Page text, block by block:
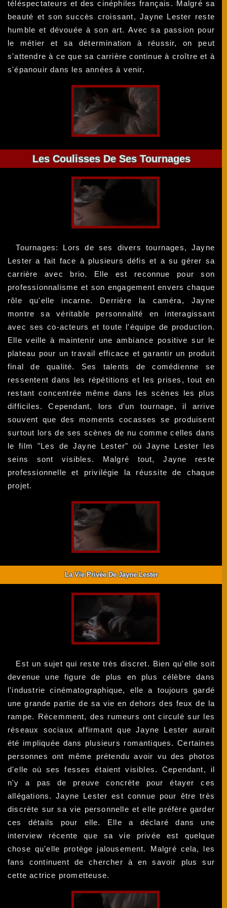
téléspectateurs et des cinéphiles français. Malgré sa
beauté et son succès croissant, Jayne Lester reste
humble et dévouée à son art. Avec sa passion pour
le métier et sa détermination à réussir, on peut
s'attendre à ce que sa carrière continue à croître et à
s'épanouir dans les années à venir.
Les Coulisses De Ses Tournages
Tournages: Lors de ses divers tournages, Jayne
Lester a fait face à plusieurs défis et a su gérer sa
carrière avec brio. Elle est reconnue pour son
professionnalisme et son engagement envers chaque
rôle qu'elle incarne. Derrière la caméra, Jayne
montre sa véritable personnalité en interagissant
avec ses co-acteurs et toute l'équipe de production.
Elle veille à maintenir une ambiance positive sur le
plateau pour un travail efficace et garantir un produit
final de qualité. Ses talents de comédienne se
ressentent dans les répétitions et les prises, tout en
restant concentrée même dans les scènes les plus
difficiles. Cependant, lors d'un tournage, il arrive
souvent que des moments cocasses se produisent
surtout lors de ses scènes de nu comme celles dans
le film "Les de Jayne Lester" où Jayne Lester les
seins sont visibles. Malgré tout, Jayne reste
professionnelle et privilégie la réussite de chaque
projet.
La Vie Privée De Jayne Lester
Est un sujet qui reste très discret. Bien qu'elle soit
devenue une figure de plus en plus célèbre dans
l'industrie cinématographique, elle a toujours gardé
une grande partie de sa vie en dehors des feux de la
rampe. Récemment, des rumeurs ont circulé sur les
réseaux sociaux affirmant que Jayne Lester aurait
été impliquée dans plusieurs romantiques. Certaines
personnes ont même prétendu avoir vu des photos
d'elle où ses fesses étaient visibles. Cependant, il
n'y a pas de preuve concrète pour étayer ces
allégations. Jayne Lester est connue pour être très
discrète sur sa vie personnelle et elle préfère garder
ces détails pour elle. Elle a déclaré dans une
interview récente que sa vie privée est quelque
chose qu'elle protège jalousement. Malgré cela, les
fans continuent de chercher à en savoir plus sur
cette actrice prometteuse.